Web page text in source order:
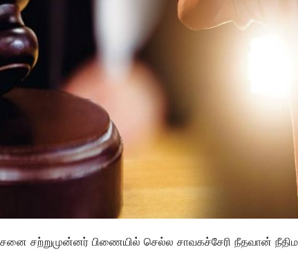
சற்றுமுன்னர் பிணையில் செல்ல சாவகச்சேரி நீதவான்